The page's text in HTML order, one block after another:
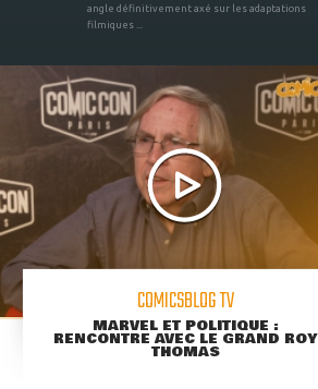
angle définitivement axé sur les adaptations
filmiques ...
COMICSBLOG TV
MARVEL ET POLITIQUE :
RENCONTRE AVEC LE GRAND ROY
THOMAS